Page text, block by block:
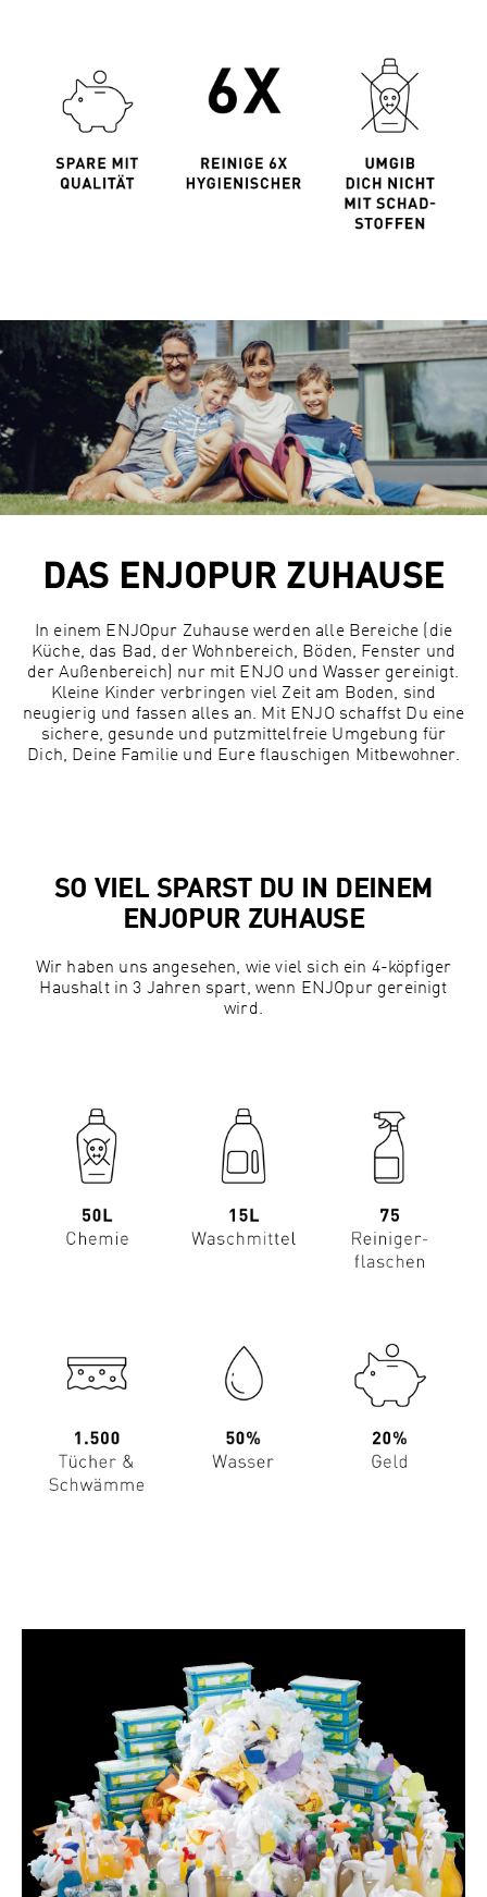
DAS ENJOPUR ZUHAUSE
In einem ENJOpur Zuhause werden alle Bereiche (die
Küche, das Bad, der Wohnbereich, Böden, Fenster und
der Außenbereich) nur mit ENJO und Wasser gereinigt.
Kleine Kinder verbringen viel Zeit am Boden, sind
neugierig und fassen alles an. Mit ENJO schaffst Du eine
sichere, gesunde und putzmittelfreie Umgebung für
Dich, Deine Familie und Eure flauschigen Mitbewohner.
SO VIEL SPARST DU IN DEINEM
ENJOPUR ZUHAUSE
Wir haben uns angesehen, wie viel sich ein 4-köpfiger
Haushalt in 3 Jahren spart, wenn ENJOpur gereinigt
wird.